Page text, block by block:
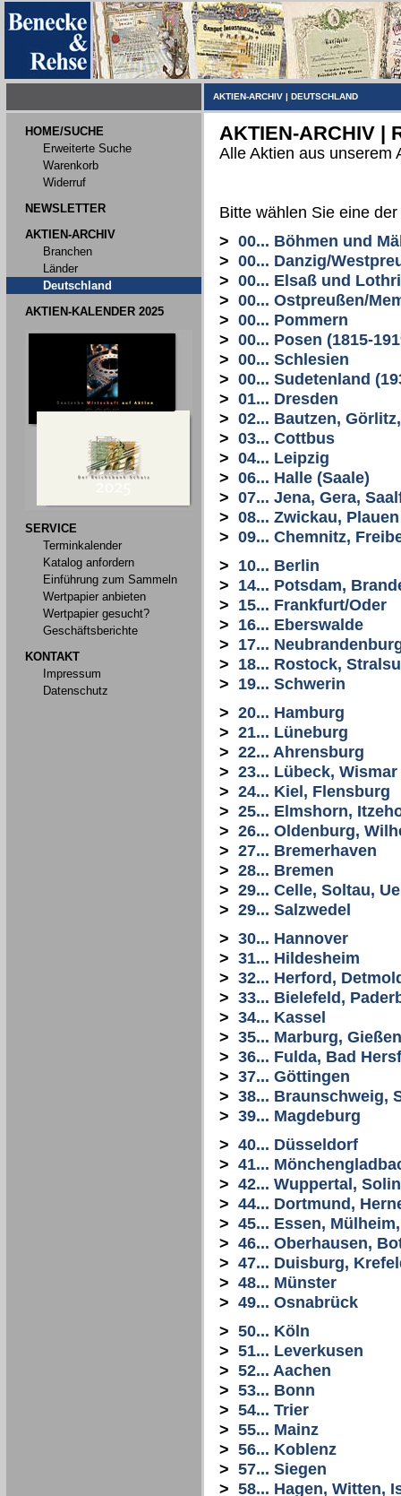
AKTIEN-ARCHIV | DEUTSCHLAND
HOME/SUCHE
Erweiterte Suche
Warenkorb
Widerruf
NEWSLETTER
AKTIEN-ARCHIV
Branchen
Länder
Deutschland
AKTIEN-KALENDER 2025
SERVICE
Terminkalender
Katalog anfordern
Einführung zum Sammeln
Wertpapier anbieten
Wertpapier gesucht?
Geschäftsberichte
KONTAKT
Impressum
Datenschutz
AKTIEN-ARCHIV |
Alle Aktien aus unserem
Bitte wählen Sie eine
> 00... Böhmen und
> 00... Danzig/
> 00... Elsaß und
> 00... Ostpreußen/
> 00... Pommern
> 00... Posen (1815-
> 00... Schlesien
> 00... Sudetenland
> 01... Dresden
> 02... Bautzen,
> 03... Cottbus
> 04... Leipzig
> 06... Halle (Saale)
> 07... Jena, Gera,
> 08... Zwickau, Plauen
> 09... Chemnitz,
> 10... Berlin
> 14... Potsdam,
> 15... Frankfurt/Oder
> 16... Eberswalde
> 17...
> 18... Rostock,
> 19... Schwerin
> 20... Hamburg
> 21... Lüneburg
> 22... Ahrensburg
> 23... Lübeck, Wismar
> 24... Kiel, Flensburg
> 25... Elmshorn,
> 26... Oldenburg,
> 27... Bremerhaven
> 28... Bremen
> 29... Celle, Soltau,
> 29... Salzwedel
> 30... Hannover
> 31... Hildesheim
> 32... Herford,
> 33... Bielefeld,
> 34... Kassel
> 35... Marburg,
> 36... Fulda, Bad
> 37... Göttingen
> 38... Braunschweig,
> 39... Magdeburg
> 40... Düsseldorf
> 41...
> 42... Wuppertal,
> 44... Dortmund,
> 45... Essen,
> 46... Oberhausen,
> 47... Duisburg,
> 48... Münster
> 49... Osnabrück
> 50... Köln
> 51... Leverkusen
> 52... Aachen
> 53... Bonn
> 54... Trier
> 55... Mainz
> 56... Koblenz
> 57... Siegen
> 58... Hagen, Witten,